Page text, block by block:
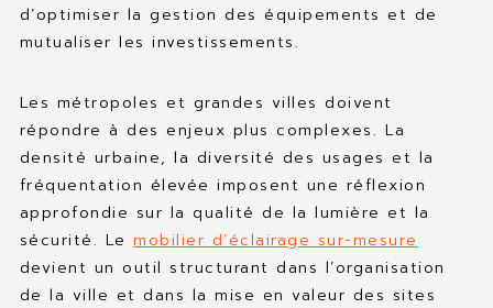
d’optimiser la gestion des équipements et de
mutualiser les investissements.
Les métropoles et grandes villes doivent
répondre à des enjeux plus complexes. La
densité urbaine, la diversité des usages et la
fréquentation élevée imposent une réflexion
approfondie sur la qualité de la lumière et la
sécurité. Lemobilier d’éclairage sur-mesure
devient un outil structurant dans l’organisation
de la ville et dans la mise en valeur des sites